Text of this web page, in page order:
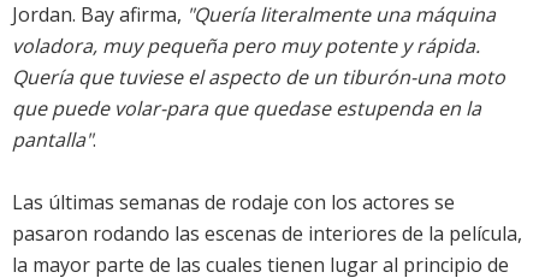
Jordan. Bay afirma, "Quería literalmente una máquina
voladora, muy pequeña pero muy potente y rápida.
Quería que tuviese el aspecto de un tiburón-una moto
que puede volar-para que quedase estupenda en la
pantalla".
Las últimas semanas de rodaje con los actores se
pasaron rodando las escenas de interiores de la película,
la mayor parte de las cuales tienen lugar al principio de